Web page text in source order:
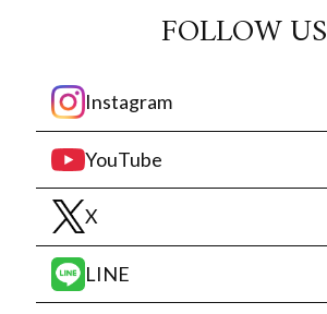
FOLLOW US
Instagram
YouTube
X
LINE